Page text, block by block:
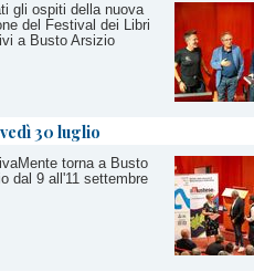
gli ospiti della nuova
del Festival dei Libri
a Busto Arsizio
30 luglio
torna a Busto
dal 9 all'11 settembre